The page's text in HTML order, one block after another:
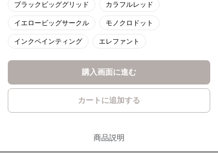
ブラックビッググリッド カラフルレッド
イエロービッグサークル モノクロドット
インクペインティング エレファント
購入画面に進む
カートに追加する
商品説明